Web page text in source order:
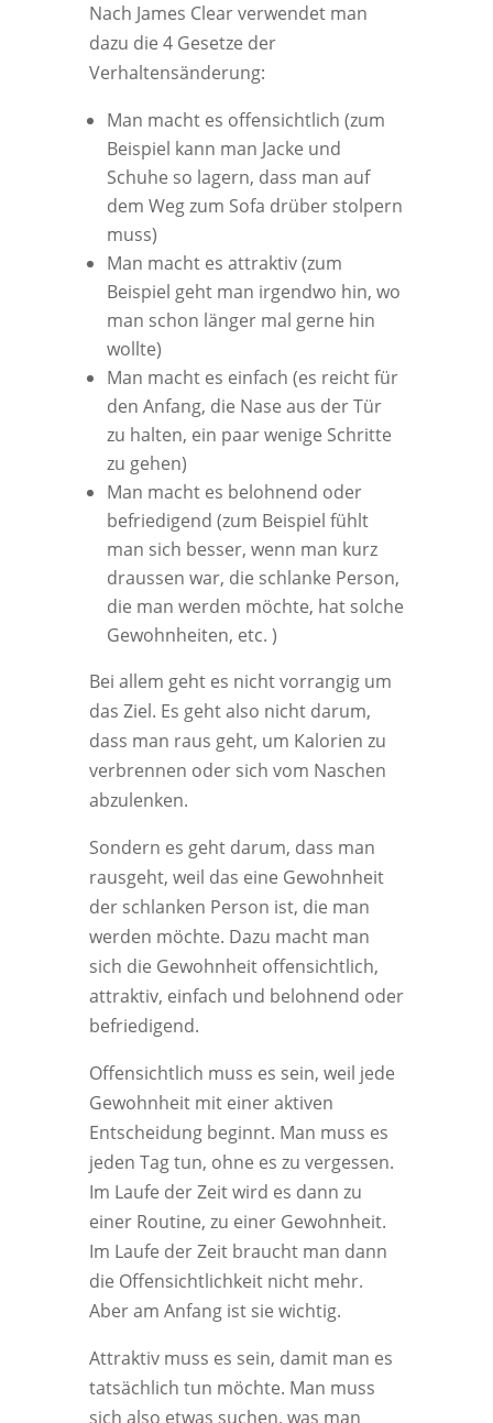
Nach James Clear verwendet man
dazu die 4 Gesetze der
Verhaltensänderung:
Man macht es offensichtlich (zum
Beispiel kann man Jacke und
Schuhe so lagern, dass man auf
dem Weg zum Sofa drüber stolpern
muss)
Man macht es attraktiv (zum
Beispiel geht man irgendwo hin, wo
man schon länger mal gerne hin
wollte)
Man macht es einfach (es reicht für
den Anfang, die Nase aus der Tür
zu halten, ein paar wenige Schritte
zu gehen)
Man macht es belohnend oder
befriedigend (zum Beispiel fühlt
man sich besser, wenn man kurz
draussen war, die schlanke Person,
die man werden möchte, hat solche
Gewohnheiten, etc. )
Bei allem geht es nicht vorrangig um
das Ziel. Es geht also nicht darum,
dass man raus geht, um Kalorien zu
verbrennen oder sich vom Naschen
abzulenken.
Sondern es geht darum, dass man
rausgeht, weil das eine Gewohnheit
der schlanken Person ist, die man
werden möchte. Dazu macht man
sich die Gewohnheit offensichtlich,
attraktiv, einfach und belohnend oder
befriedigend.
Offensichtlich muss es sein, weil jede
Gewohnheit mit einer aktiven
Entscheidung beginnt. Man muss es
jeden Tag tun, ohne es zu vergessen.
Im Laufe der Zeit wird es dann zu
einer Routine, zu einer Gewohnheit.
Im Laufe der Zeit braucht man dann
die Offensichtlichkeit nicht mehr.
Aber am Anfang ist sie wichtig.
Attraktiv muss es sein, damit man es
tatsächlich tun möchte. Man muss
sich also etwas suchen, was man